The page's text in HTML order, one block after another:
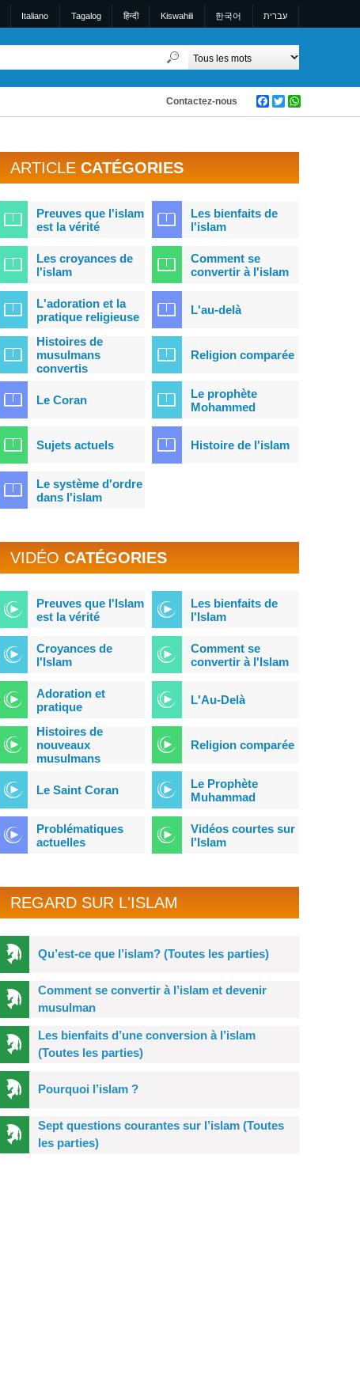
Italiano Tagalog हिन्दी Kiswahili 한국어 עברית
Facebook
Twitter
Contactez-nous
ARTICLECATÉGORIES
Preuves que l'islam
est la vérité
Les bienfaits de
l'islam
Les croyances de
l'islam
Comment se
convertir à l'islam
L'adoration et la
pratique religieuse
L'au-delà
Histoires de
musulmans
convertis
Religion comparée
Le Coran
Le prophète
Mohammed
Sujets actuels Histoire de l'islam
Le système d'ordre
dans l'islam
VIDÉOCATÉGORIES
Preuves que l'Islam
est la vérité
Les bienfaits de
l'Islam
Croyances de
l'Islam
Comment se
convertir à l'Islam
Adoration et
pratique
L'Au-Delà
Histoires de
nouveaux
musulmans
Religion comparée
Le Saint Coran
Le Prophète
Muhammad
Problématiques
actuelles
Vidéos courtes sur
l'Islam
REGARD SUR L'ISLAM
Qu’est-ce que l’islam? (Toutes les parties)
Comment se convertir à l’islam et devenir
musulman
Les bienfaits d’une conversion à l’islam
(Toutes les parties)
Pourquoi l’islam ?
Sept questions courantes sur l’islam (Toutes
les parties)